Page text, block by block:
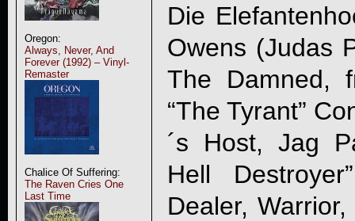
Oregon:
Always, Never, And
Forever (1992) – Vinyl-
Remaster
Chalice Of Suffering:
The Raven Cries One
Last Time
Die
Owens (Judas
The Damned,
“The Tyrant”
´s Host, Jag
Hell
Dealer,